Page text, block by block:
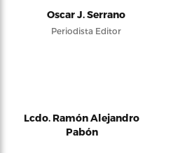
Oscar J. Serrano
Periodista Editor
Lcdo. Ramón Alejandro
Pabón